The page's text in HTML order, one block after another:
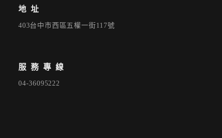
地址
403台中市西區五權一街117號
服務專線
04-36095222